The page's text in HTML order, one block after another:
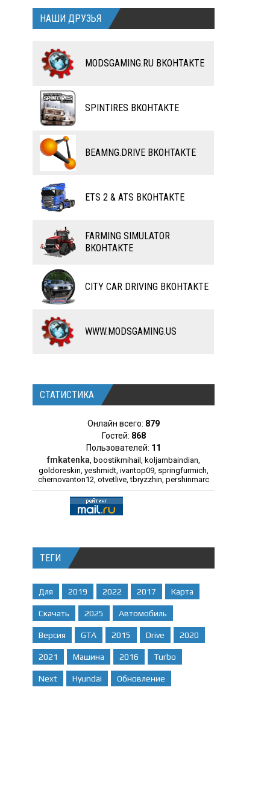
ВЕЛОСИПЕДЫ
ПОЕЗДА
ВОДНЫЙ ТРАНСПОРТ
ВЕРТОЛЕТЫ
САМОЛЕТЫ
RC ТРАНСПОРТ
КАРТЫ
ЧИТЫ
ПРОГРАММЫ
ТЮНИНГ
ДРУГИЕ МОДЫ
НАШИ ДРУЗЬЯ
MODSGAMING.RU ВКОНТАКТЕ
SPINTIRES ВКОНТАКТЕ
BEAMNG.DRIVE ВКОНТАКТЕ
ETS 2 & ATS ВКОНТАКТЕ
FARMING SIMULATOR
ВКОНТАКТЕ
CITY CAR DRIVING ВКОНТАКТЕ
WWW.MODSGAMING.US
СТАТИСТИКА
Онлайн всего: 879
Гостей: 868
Пользователей: 11
fmkatenka, boostikmihail, koljambaindian,
goldoreskin,yeshmidt,ivantop09, springfurmich,
chernovanton12,otvetlive,tbryzzhin,pershinmarc
ТЕГИ
Для 2019 2022 2017 Карта
Скачать 2025 Автомобиль
Версия GTA 2015 Drive 2020
2021 Машина 2016 Turbo
Next Hyundai Обновление